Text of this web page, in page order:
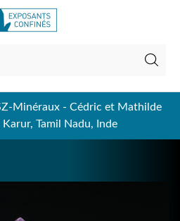
Minéraux - Cédric et Mathilde
Tamil Nadu, Inde